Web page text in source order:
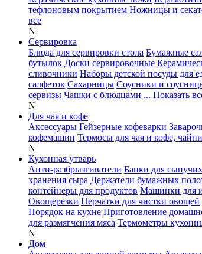
тефлоновым покрытием Ножницы и
все
N
Сервировка
Блюда для сервировки стола Бумажные
бутылок Доски сервировочные
сливочники Наборы детской посуды для
салфеток Сахарницы Соусники и
сервизы Чашки с блюдцами ... Показать
N
Для чая и кофе
Аксессуары Гейзерные кофеварки
кофемашин Термосы для чая и кофе,
N
Кухонная утварь
Анти-разбрызгиватели Банки для
хранения сыра Держатели бумажных
контейнеры для продуктов Машинки для
Овощерезки Перчатки для чистки овощей
Порядок на кухне Приготовление
для размягчения мяса Термометры
N
Дом